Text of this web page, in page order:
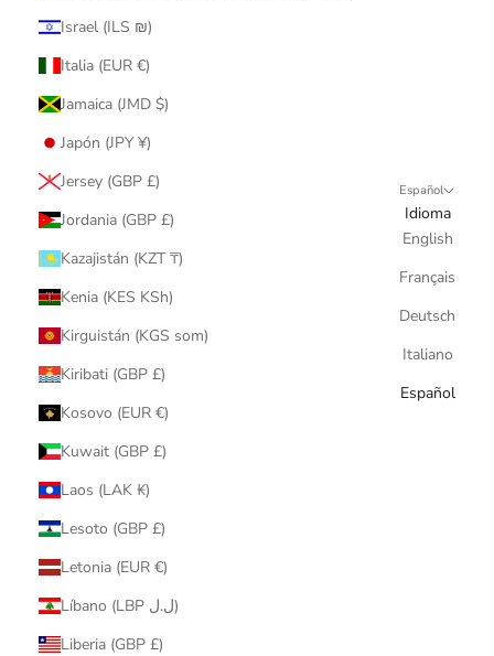
Israel (ILS ₪)
Italia (EUR €)
Jamaica (JMD $)
Japón (JPY ¥)
Jersey (GBP £)
Jordania (GBP £)
Kazajistán (KZT ₸)
Kenia (KES KSh)
Kirguistán (KGS som)
Kiribati (GBP £)
Kosovo (EUR €)
Kuwait (GBP £)
Laos (LAK ₭)
Lesoto (GBP £)
Letonia (EUR €)
Líbano (LBP ل.ل)
Liberia (GBP £)
Español
Idioma
English
Français
Deutsch
Italiano
Español